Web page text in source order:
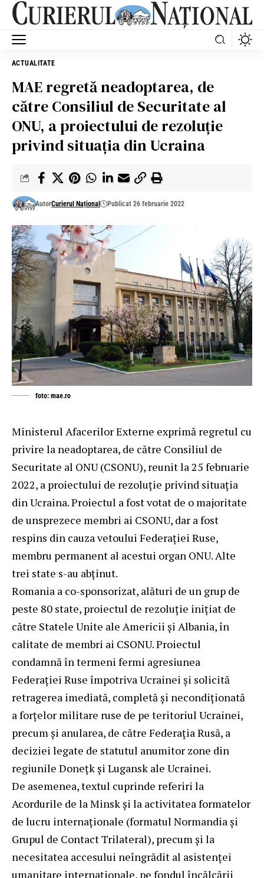
ACTUALITATE
MAE regretă neadoptarea, de
către Consiliul de Securitate al
ONU, a proiectului de rezoluție
privind situația din Ucraina
AutorCurierul Național Publicat 26 februarie 2022
foto: mae.ro
Ministerul Afacerilor Externe exprimă regretul cu
privire la neadoptarea, de către Consiliul de
Securitate al ONU (CSONU), reunit la 25 februarie
2022, a proiectului de rezoluție privind situația
din Ucraina. Proiectul a fost votat de o majoritate
de unsprezece membri ai CSONU, dar a fost
respins din cauza vetoului Federației Ruse,
membru permanent al acestui organ ONU. Alte
trei state s-au abținut.
Romania a co-sponsorizat, alături de un grup de
peste 80 state, proiectul de rezoluție inițiat de
către Statele Unite ale Americii și Albania, în
calitate de membri ai CSONU. Proiectul
condamnă în termeni fermi agresiunea
Federației Ruse împotriva Ucrainei și solicită
retragerea imediată, completă și necondiționată
a forțelor militare ruse de pe teritoriul Ucrainei,
precum și anularea, de către Federația Rusă, a
deciziei legate de statutul anumitor zone din
regiunile Donețk și Lugansk ale Ucrainei.
De asemenea, textul cuprinde referiri la
Acordurile de la Minsk și la activitatea formatelor
de lucru internaționale (formatul Normandia și
Grupul de Contact Trilateral), precum și la
necesitatea accesului neîngrădit al asistenței
umanitare internaționale, pe fondul încălcării